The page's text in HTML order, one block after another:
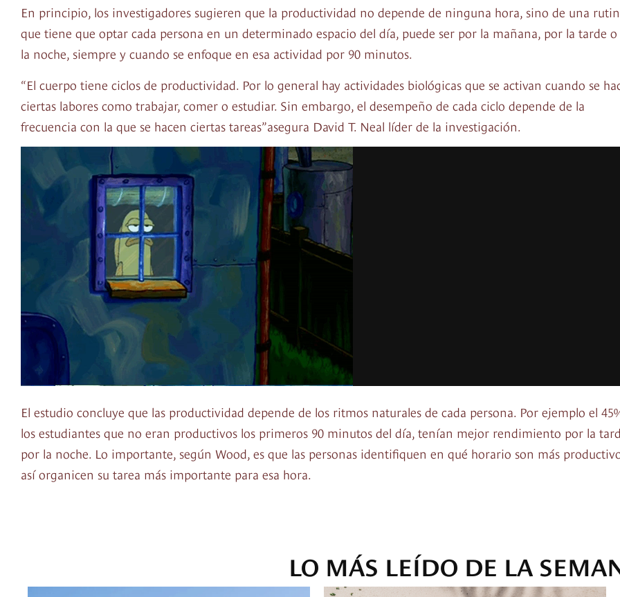
En principio, los investigadores sugieren que la productividad no depende de ninguna hora, sino de una
que tiene que optar cada persona en un determinado espacio del día, puede ser por la mañana, por la tarde
la noche, siempre y cuando se enfoque en esa actividad por 90 minutos.
“El cuerpo tiene ciclos de productividad. Por lo general hay actividades biológicas que se activan cuando se
ciertas labores como trabajar, comer o estudiar. Sin embargo, el desempeño de cada ciclo depende de la
frecuencia con la que se hacen ciertas tareas”asegura David T. Neal líder de la investigación.
El estudio concluye que las productividad depende de los ritmos naturales de cada persona. Por ejemplo el
los estudiantes que no eran productivos los primeros 90 minutos del día, tenían mejor rendimiento por la
por la noche. Lo importante, según Wood, es que las personas identifiquen en qué horario son más
así organicen su tarea más importante para esa hora.
LO MÁS LEÍDO DE LA